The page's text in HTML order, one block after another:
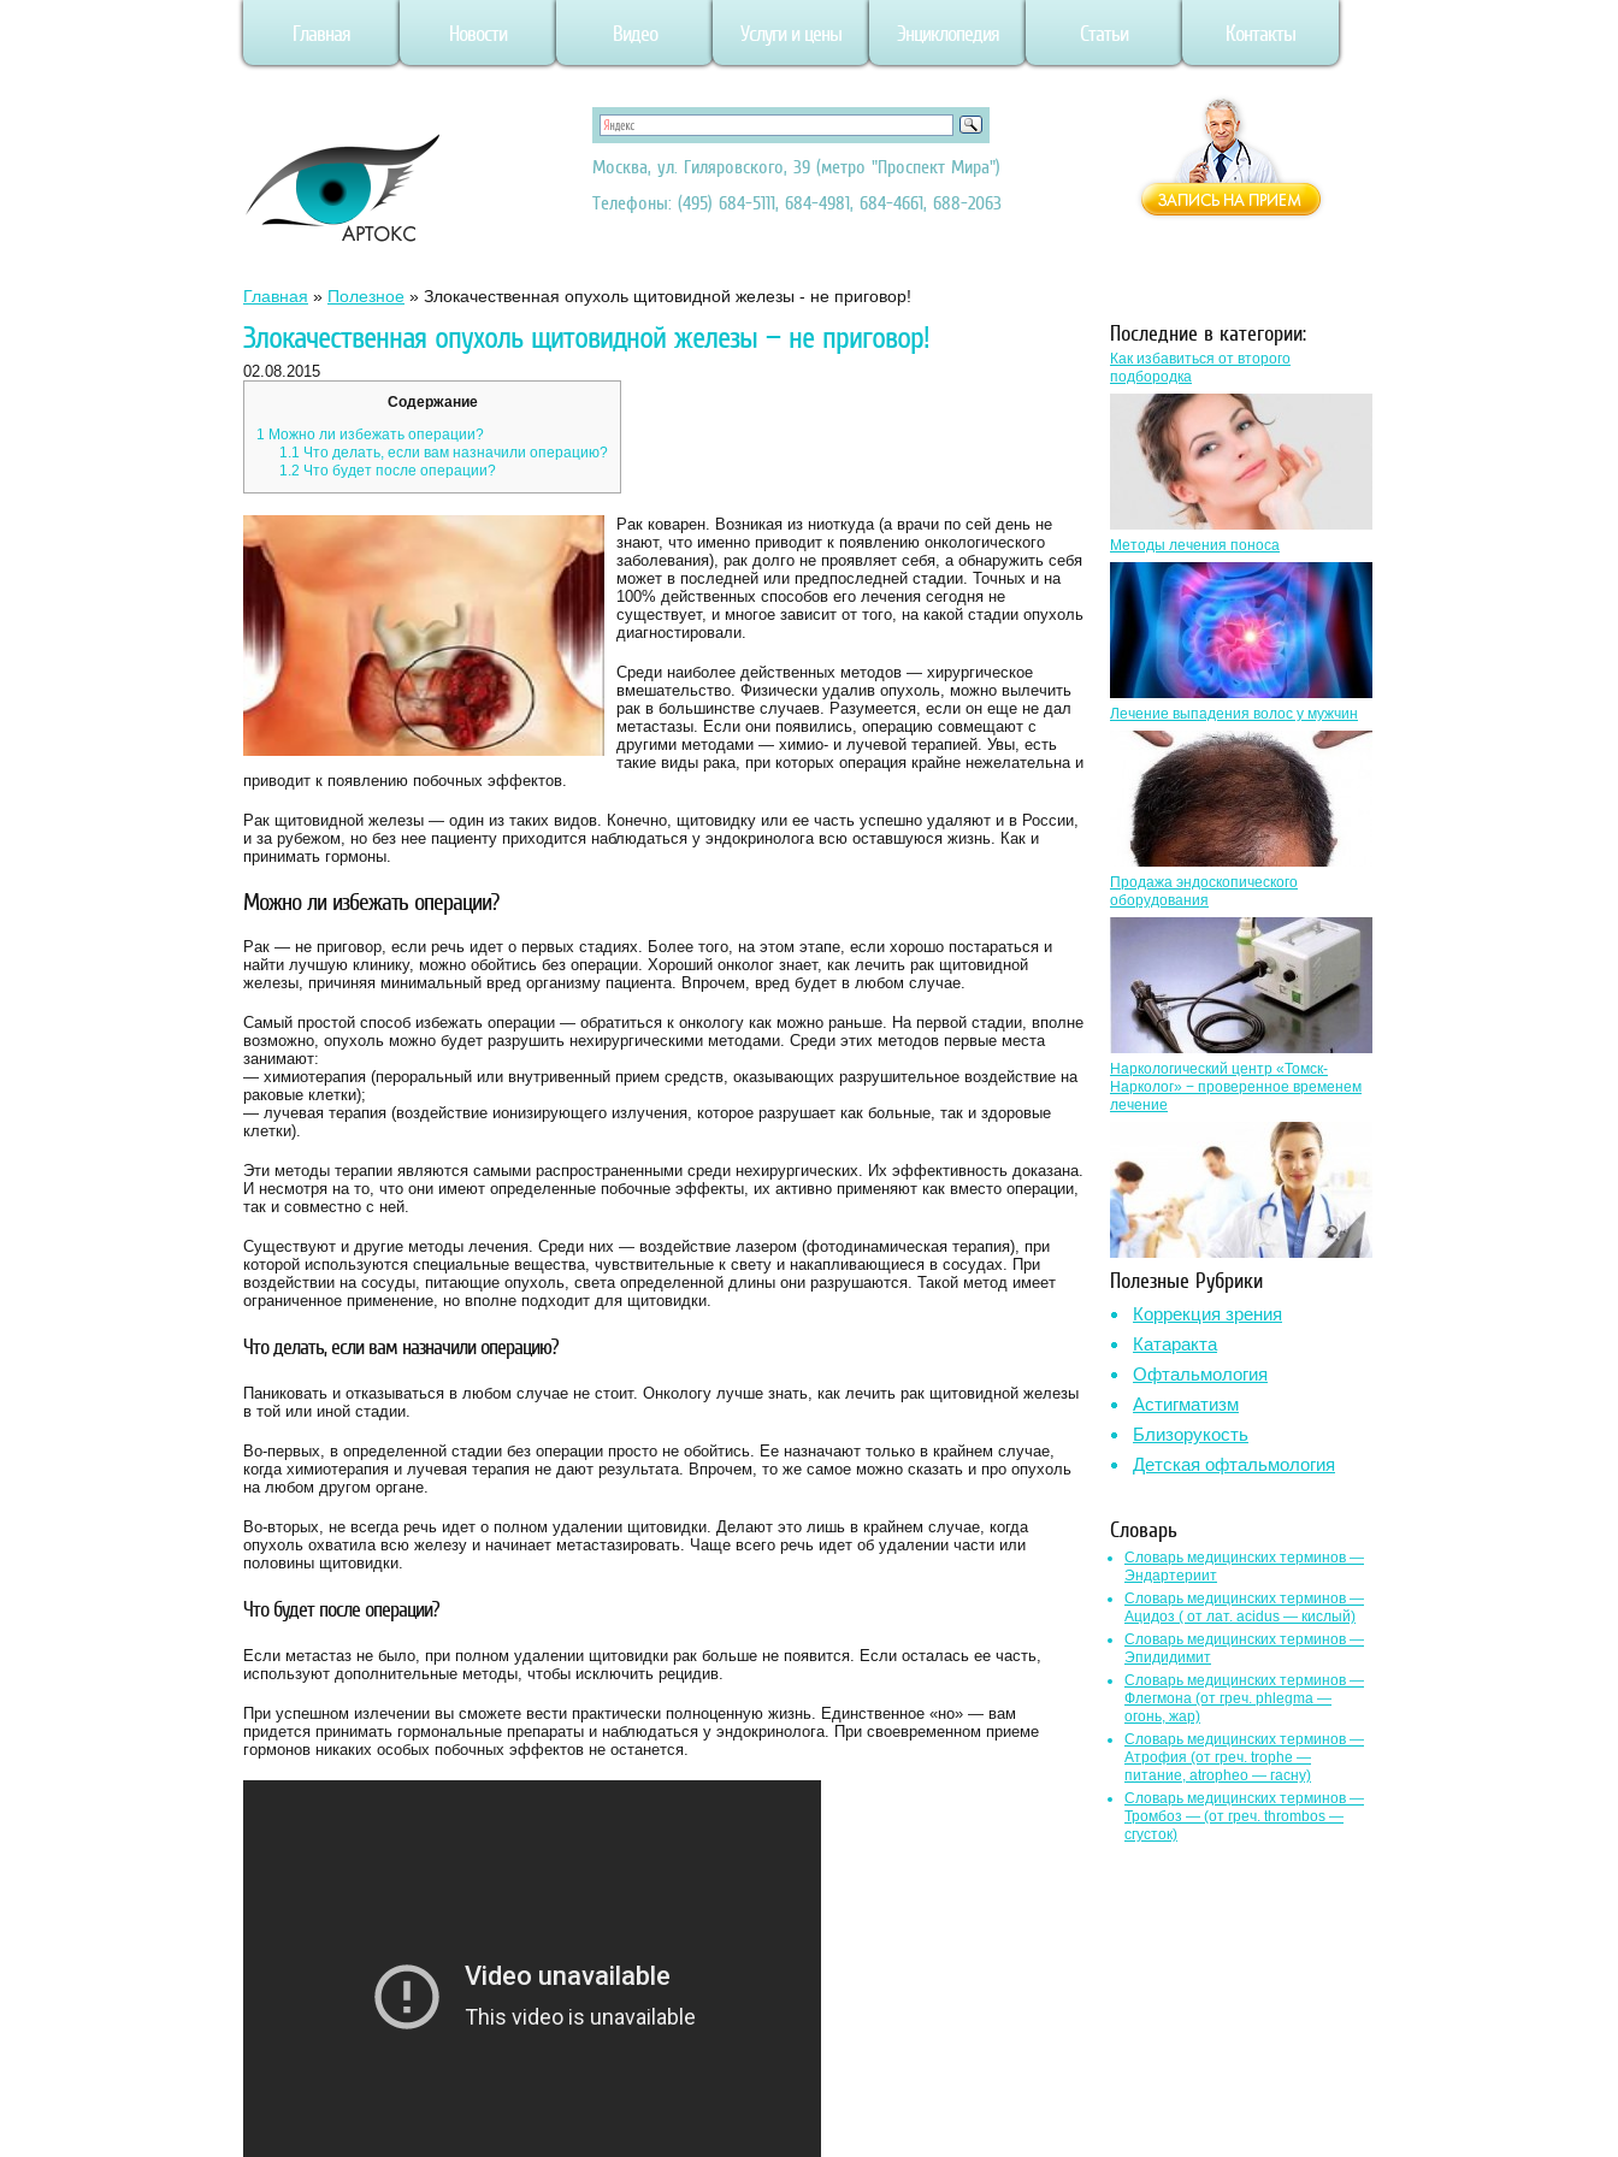
Главная Новости Видео Услуги и цены Энциклопедия Статьи Контакты
Москва, ул. Гиляровского, 39 (метро "Проспект Мира")
Телефоны: (495) 684-5111, 684-4981, 684-4661, 688-2063
Главная » Полезное » Злокачественная опухоль щитовидной железы - не приговор!
Злокачественная опухоль щитовидной железы — не приговор!
02.08.2015
Содержание
1 Можно ли избежать операции?
1.1 Что делать, если вам назначили операцию?
1.2 Что будет после операции?
Рак коварен. Возникая из ниоткуда (а врачи по сей день не
знают, что именно приводит к появлению онкологического
заболевания), рак долго не проявляет себя, а обнаружить себя
может в последней или предпоследней стадии. Точных и на
100% действенных способов его лечения сегодня не
существует, и многое зависит от того, на какой стадии опухоль
диагностировали.
Среди наиболее действенных методов — хирургическое
вмешательство. Физически удалив опухоль, можно вылечить
рак в большинстве случаев. Разумеется, если он еще не дал
метастазы. Если они появились, операцию совмещают с
другими методами — химио- и лучевой терапией. Увы, есть
такие виды рака, при которых операция крайне нежелательна и
приводит к появлению побочных эффектов.
Рак щитовидной железы — один из таких видов. Конечно, щитовидку или ее часть успешно удаляют и в России,
и за рубежом, но без нее пациенту приходится наблюдаться у эндокринолога всю оставшуюся жизнь. Как и
принимать гормоны.
Можно ли избежать операции?
Рак — не приговор, если речь идет о первых стадиях. Более того, на этом этапе, если хорошо постараться и
найти лучшую клинику, можно обойтись без операции. Хороший онколог знает, как лечить рак щитовидной
железы, причиняя минимальный вред организму пациента. Впрочем, вред будет в любом случае.
Самый простой способ избежать операции — обратиться к онкологу как можно раньше. На первой стадии, вполне
возможно, опухоль можно будет разрушить нехирургическими методами. Среди этих методов первые места
занимают:
— химиотерапия (пероральный или внутривенный прием средств, оказывающих разрушительное воздействие на
раковые клетки);
— лучевая терапия (воздействие ионизирующего излучения, которое разрушает как больные, так и здоровые
клетки).
Эти методы терапии являются самыми распространенными среди нехирургических. Их эффективность доказана.
И несмотря на то, что они имеют определенные побочные эффекты, их активно применяют как вместо операции,
так и совместно с ней.
Существуют и другие методы лечения. Среди них — воздействие лазером (фотодинамическая терапия), при
которой используются специальные вещества, чувствительные к свету и накапливающиеся в сосудах. При
воздействии на сосуды, питающие опухоль, света определенной длины они разрушаются. Такой метод имеет
ограниченное применение, но вполне подходит для щитовидки.
Что делать, если вам назначили операцию?
Паниковать и отказываться в любом случае не стоит. Онкологу лучше знать, как лечить рак щитовидной железы
в той или иной стадии.
Во-первых, в определенной стадии без операции просто не обойтись. Ее назначают только в крайнем случае,
когда химиотерапия и лучевая терапия не дают результата. Впрочем, то же самое можно сказать и про опухоль
на любом другом органе.
Во-вторых, не всегда речь идет о полном удалении щитовидки. Делают это лишь в крайнем случае, когда
опухоль охватила всю железу и начинает метастазировать. Чаще всего речь идет об удалении части или
половины щитовидки.
Что будет после операции?
Если метастаз не было, при полном удалении щитовидки рак больше не появится. Если осталась ее часть,
используют дополнительные методы, чтобы исключить рецидив.
При успешном излечении вы сможете вести практически полноценную жизнь. Единственное «но» — вам
придется принимать гормональные препараты и наблюдаться у эндокринолога. При своевременном приеме
гормонов никаких особых побочных эффектов не останется.
Последние в категории:
Как избавиться от второго
подбородка
Методы лечения поноса
Лечение выпадения волос у мужчин
Продажа эндоскопического
оборудования
Наркологический центр «Томск-
Нарколог» − проверенное временем
лечение
Полезные Рубрики
Коррекция зрения
Катаракта
Офтальмология
Астигматизм
Близорукость
Детская офтальмология
Словарь
Словарь медицинских терминов —
Эндартериит
Словарь медицинских терминов —
Ацидоз ( от лат. асidus — кислый)
Словарь медицинских терминов —
Эпидидимит
Словарь медицинских терминов —
Флегмона (от гpeч. phlegma —
огонь, жар)
Словарь медицинских терминов —
Атрофия (от греч. trophe —
питание, atropheo — гасну)
Словарь медицинских терминов —
Тромбоз — (от греч. thrombos —
сгусток)